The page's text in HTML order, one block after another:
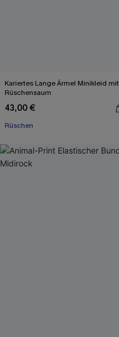
Kariertes Lange Ärmel Minikleid mit
Rüschen­saum
43,00 €
Rüschen